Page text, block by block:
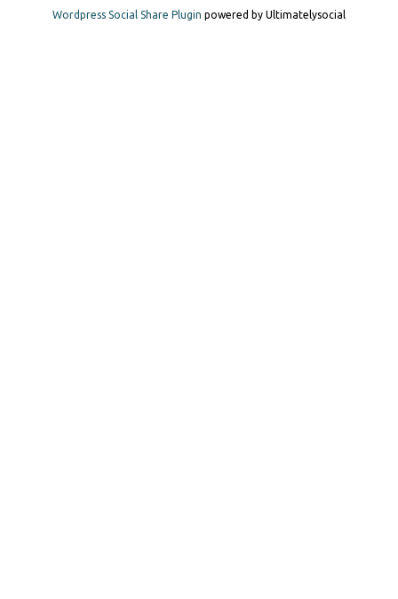
Wordpress Social Share Plugin powered by Ultimatelysocial